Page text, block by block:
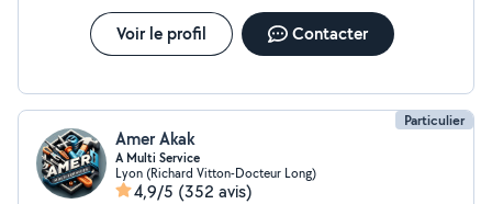
Voir le profil Contacter
Particulier
Amer Akak
A Multi Service
Lyon (Richard Vitton-Docteur Long)
4,9/5 (352 avis)